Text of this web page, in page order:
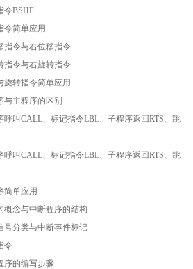
令BSHF
令简单应用
指令与右位移指令
指令与右旋转指令
旋转指令简单应用
与主程序的区别
呼叫CALL、标记指令LBL、子程序返回RTS、跳
呼叫CALL、标记指令LBL、子程序返回RTS、跳
简单应用
概念与中断程序的结构
号分类与中断事件标记
令
序的编写步骤